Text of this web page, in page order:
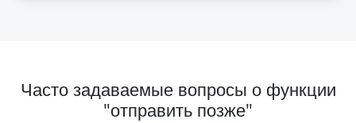
Часто задаваемые вопросы о функции
"отправить позже"